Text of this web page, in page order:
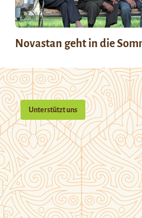
Novastan geht in die
Unterstützt uns